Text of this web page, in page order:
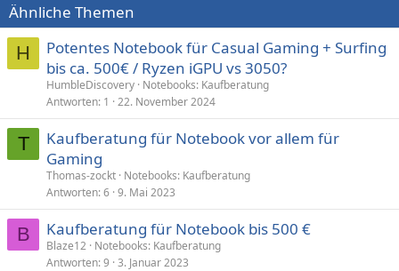
Ähnliche Themen
H
Potentes Notebook für Casual Gaming + Surfing
bis ca. 500€ / Ryzen iGPU vs 3050?
HumbleDiscovery Notebooks: Kaufberatung
Antworten 1 22. November 2024
T
Kaufberatung für Notebook vor allem für
Gaming
Thomas-zockt Notebooks: Kaufberatung
Antworten 6 9. Mai 2023
B Kaufberatung für Notebook bis 500 €
Blaze12 Notebooks: Kaufberatung
Antworten 9 3. Januar 2023